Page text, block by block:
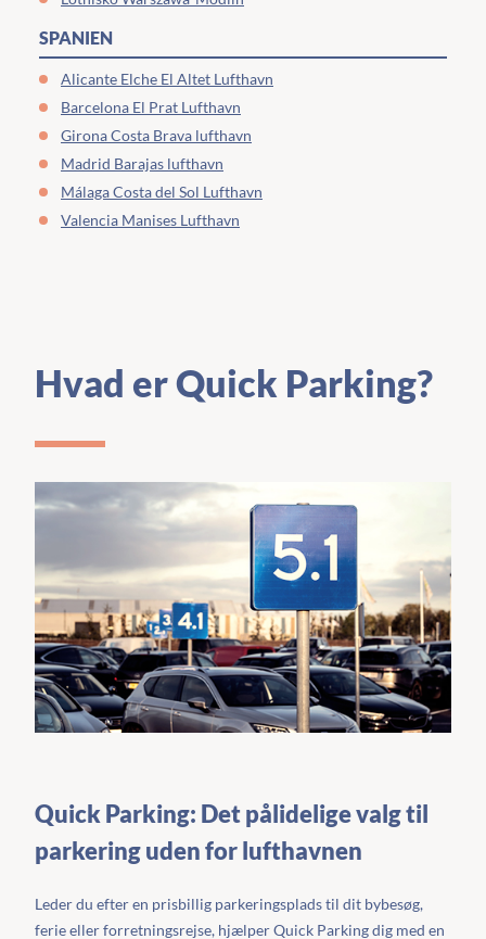
SPANIEN
Alicante Elche El Altet Lufthavn
Barcelona El Prat Lufthavn
Girona Costa Brava lufthavn
Madrid Barajas lufthavn
Málaga Costa del Sol Lufthavn
Valencia Manises Lufthavn
Hvad er Quick Parking?
Quick Parking: Det pålidelige valg til
parkering uden for lufthavnen
Leder du efter en prisbillig parkeringsplads til dit bybesøg,
ferie eller forretningsrejse, hjælper Quick Parking dig med en